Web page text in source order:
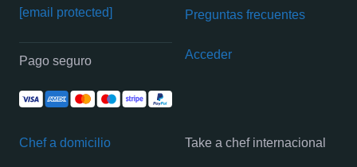
[email protected]
Pago seguro
Preguntas frecuentes
Acceder
Chef a domicilio Take a chef internacional